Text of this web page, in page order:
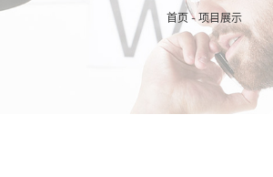
首页 - 项目展示